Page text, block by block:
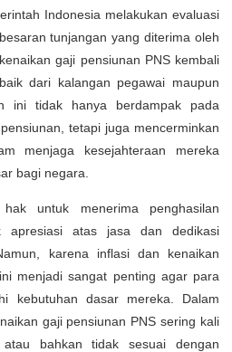
Indonesia melakukan evaluasi
tunjangan yang diterima oleh
gaji pensiunan PNS kembali
dari kalangan pegawai maupun
ini tidak hanya berdampak pada
tetapi juga mencerminkan
menjaga kesejahteraan mereka
bagi negara.
untuk menerima penghasilan
apresiasi atas jasa dan dedikasi
karena inflasi dan kenaikan
menjadi sangat penting agar para
kebutuhan dasar mereka. Dalam
gaji pensiunan PNS sering kali
atau bahkan tidak sesuai dengan